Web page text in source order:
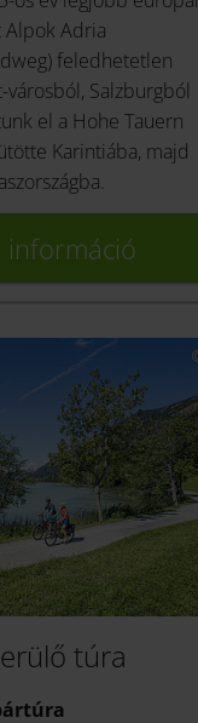
Alpok Adria
feledhetetlen
Salzburgból
el a Hohe Tauern
Karintiába, majd
információ
túra